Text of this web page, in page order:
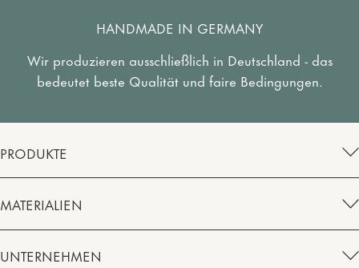
HANDMADE IN GERMANY
Wir produzieren ausschließlich in Deutschland - das
bedeutet beste Qualität und faire Bedingungen.
PRODUKTE
MATERIALIEN
UNTERNEHMEN